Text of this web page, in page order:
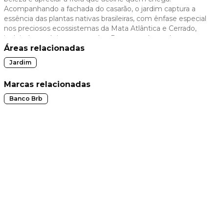
slide
Acompanhando a fachada do casarão, o jardim captura a
essência das plantas nativas brasileiras, com ênfase especial
nos preciosos ecossistemas da Mata Atlântica e Cerrado,
incluindo espécies ameaçadas. Preservando as plantas
cultivadas por Dulce Ferolla, este espaço representa sua
memória e legado botânico.
Áreas relacionadas
Jardim
Marcas relacionadas
Banco Brb